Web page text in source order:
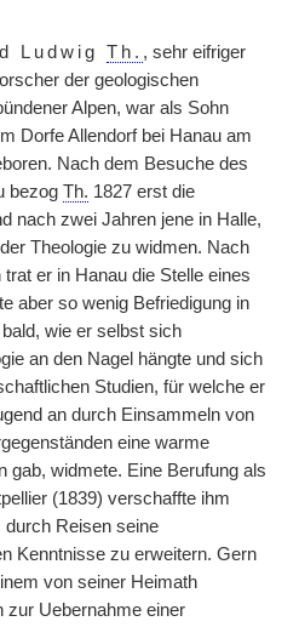
Ludwig Th. , sehr eifriger
der geologischen
Alpen, war als Sohn
Dorfe Allendorf bei Hanau am
Nach dem Besuche des
bezog Th. 1827 erst die
nach zwei Jahren jene in Halle,
Theologie zu widmen. Nach
er in Hanau die Stelle eines
aber so wenig Befriedigung in
wie er selbst sich
an den Nagel hängte und sich
Studien, für welche er
an durch Einsammeln von
eine warme
gab, widmete. Eine Berufung als
(1839) verschaffte ihm
durch Reisen seine
Kenntnisse zu erweitern. Gern
von seiner Heimath
zur Uebernahme einer